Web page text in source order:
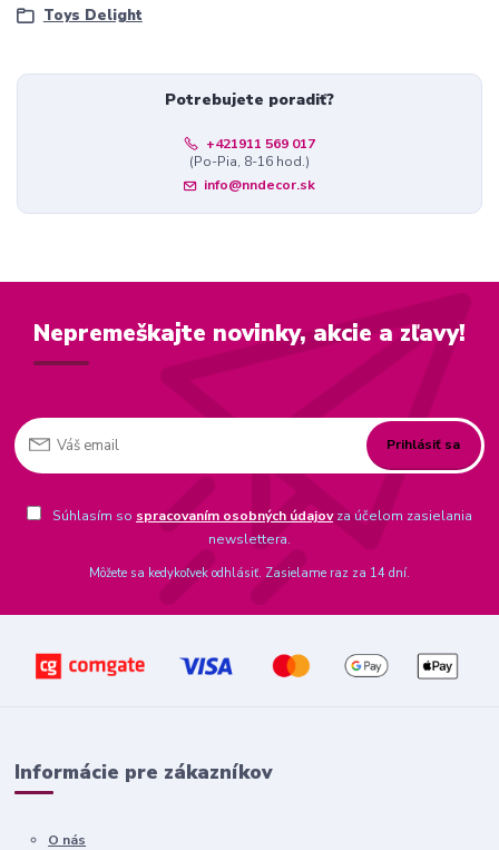
Toys Delight
Potrebujete poradiť?
+421911 569 017
(Po-Pia, 8-16 hod.)
info@nndecor.sk
Nepremeškajte novinky, akcie a zľavy!
Prihlásiť sa
Súhlasím so spracovaním osobných údajovza účelom zasielania
newslettera.
Môžete sa kedykoľvek odhlásiť. Zasielame raz za 14 dní.
Informácie pre zákazníkov
O nás